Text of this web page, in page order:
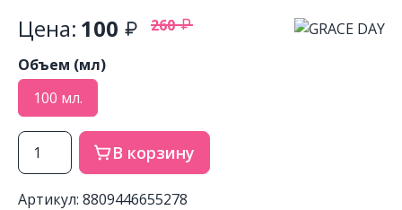
Цена: 100
260
Объем (мл)
100 мл.
В корзину
Артикул: 8809446655278